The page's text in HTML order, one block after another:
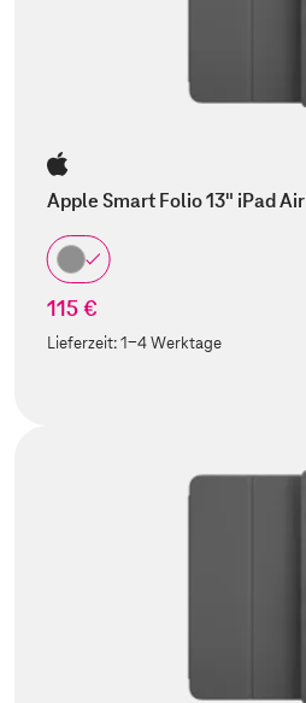
Apple Smart Folio 13" iPad Air
115 €
Lieferzeit:1-4 Werktage